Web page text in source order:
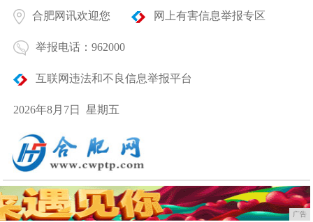
合肥网讯欢迎您 网上有害信息举报专区
举报电话：962000
互联网违法和不良信息举报平台
2026年8月7日 星期五
广告